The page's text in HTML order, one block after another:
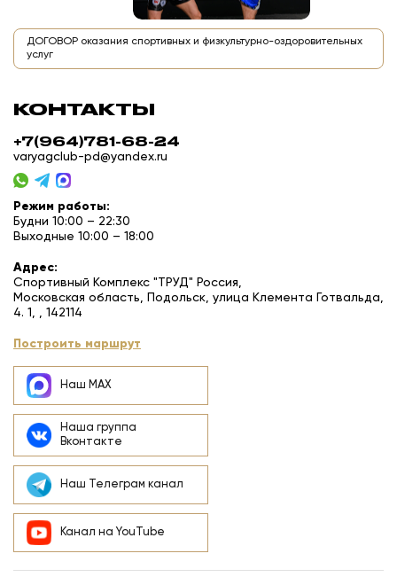
ДОГОВОР оказания спортивных и физкультурно-оздоровительных
услуг
КОНТАКТЫ
+7(964)781-68-24
varyagclub-pd@yandex.ru
Режим работы:
Будни 10:00 – 22:30
Выходные 10:00 – 18:00
Адрес:
Спортивный Комплекс "ТРУД" Россия,
Московская область, Подольск, улица Клемента Готвальда,
4. 1, , 142114
Построить маршрут
Наш MAX
Наша группа
Вконтакте
Наш Телеграм канал
Канал на YouTube